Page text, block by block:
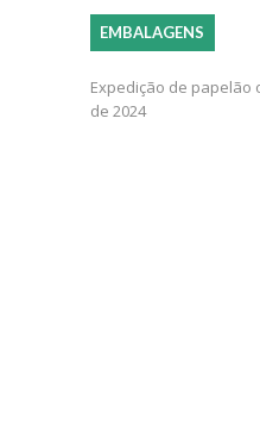
EMBALAGENS
Expedição de papelão
de 2024